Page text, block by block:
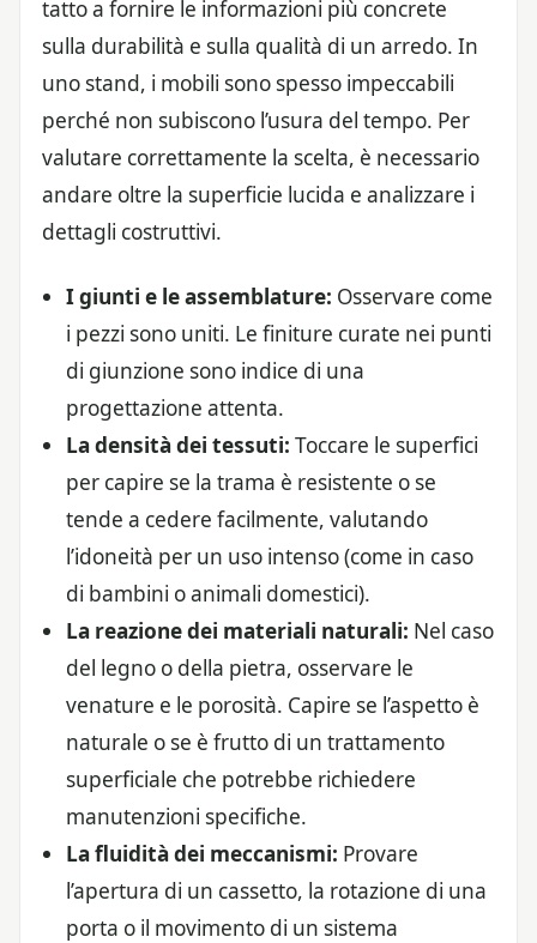
tatto a fornire le informazioni più concrete
sulla durabilità e sulla qualità di un arredo. In
uno stand, i mobili sono spesso impeccabili
perché non subiscono l’usura del tempo. Per
valutare correttamente la scelta, è necessario
andare oltre la superficie lucida e analizzare i
dettagli costruttivi.
I giunti e le assemblature: Osservare come
i pezzi sono uniti. Le finiture curate nei punti
di giunzione sono indice di una
progettazione attenta.
La densità dei tessuti: Toccare le superfici
per capire se la trama è resistente o se
tende a cedere facilmente, valutando
l’idoneità per un uso intenso (come in caso
di bambini o animali domestici).
La reazione dei materiali naturali: Nel caso
del legno o della pietra, osservare le
venature e le porosità. Capire se l’aspetto è
naturale o se è frutto di un trattamento
superficiale che potrebbe richiedere
manutenzioni specifiche.
La fluidità dei meccanismi: Provare
l’apertura di un cassetto, la rotazione di una
porta o il movimento di un sistema